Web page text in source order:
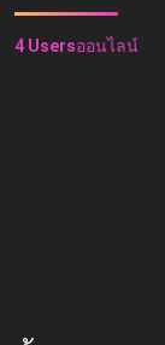
4 Usersออนไลน์